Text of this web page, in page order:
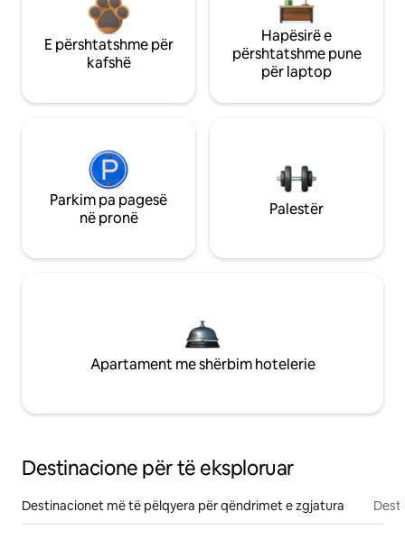
E përshtatshme për
kafshë
Hapësirë e
përshtatshme pune
për laptop
Parkim pa pagesë
në pronë
Palestër
Apartament me shërbim hotelerie
Destinacione për të eksploruar
Destinacionet më të pëlqyera për qëndrimet e zgjatura